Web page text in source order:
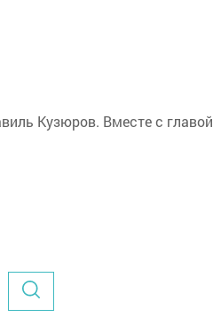
Кузюров. Вместе с главой